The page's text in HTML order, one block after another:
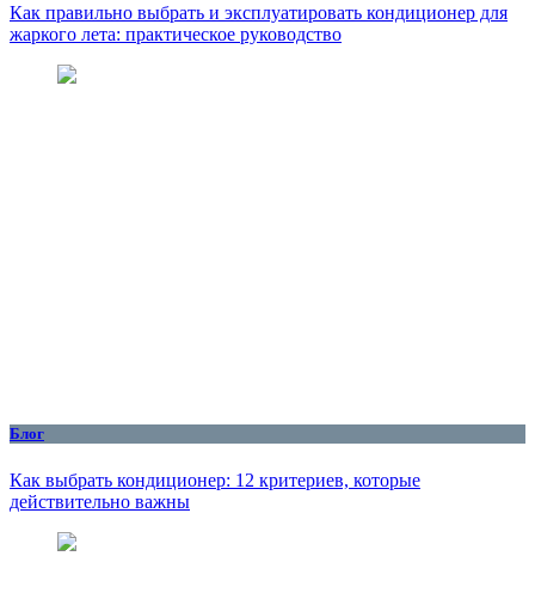
Как правильно выбрать и эксплуатировать кондиционер для
жаркого лета: практическое руководство
Блог
Как выбрать кондиционер: 12 критериев, которые
действительно важны